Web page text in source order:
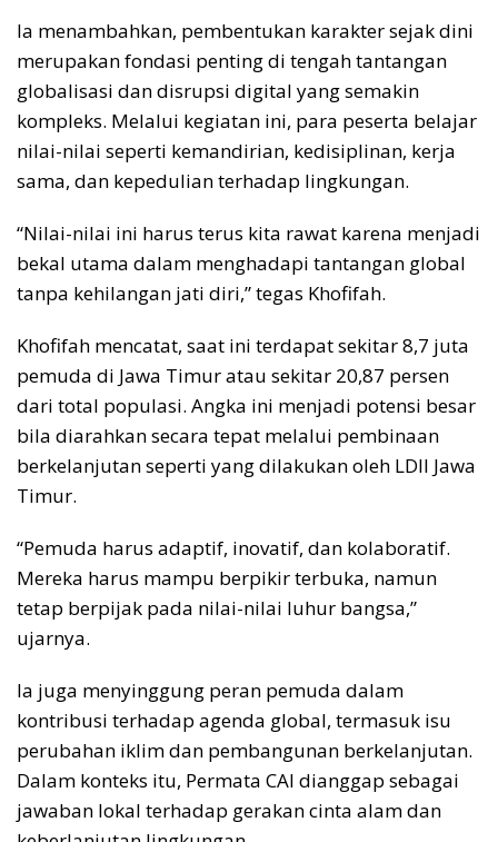
Ia menambahkan, pembentukan karakter sejak dini
merupakan fondasi penting di tengah tantangan
globalisasi dan disrupsi digital yang semakin
kompleks. Melalui kegiatan ini, para peserta belajar
nilai-nilai seperti kemandirian, kedisiplinan, kerja
sama, dan kepedulian terhadap lingkungan.
“Nilai-nilai ini harus terus kita rawat karena menjadi
bekal utama dalam menghadapi tantangan global
tanpa kehilangan jati diri,” tegas Khofifah.
Khofifah mencatat, saat ini terdapat sekitar 8,7 juta
pemuda di Jawa Timur atau sekitar 20,87 persen
dari total populasi. Angka ini menjadi potensi besar
bila diarahkan secara tepat melalui pembinaan
berkelanjutan seperti yang dilakukan oleh LDII Jawa
Timur.
“Pemuda harus adaptif, inovatif, dan kolaboratif.
Mereka harus mampu berpikir terbuka, namun
tetap berpijak pada nilai-nilai luhur bangsa,”
ujarnya.
Ia juga menyinggung peran pemuda dalam
kontribusi terhadap agenda global, termasuk isu
perubahan iklim dan pembangunan berkelanjutan.
Dalam konteks itu, Permata CAI dianggap sebagai
jawaban lokal terhadap gerakan cinta alam dan